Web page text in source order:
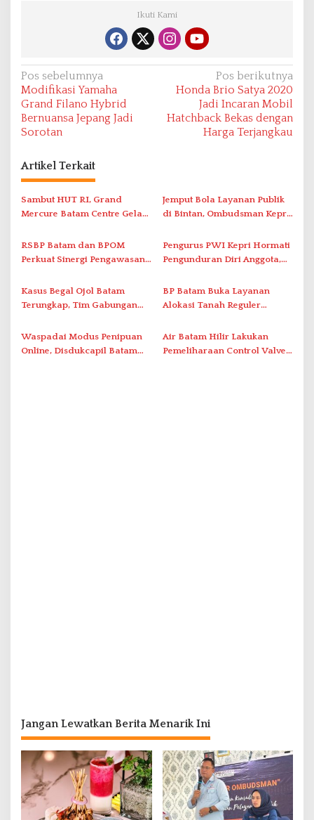
Ikuti Kami
N
a
v
i
g
a
s
i
o
Pos sebelumnya
Modifikasi Yamaha
Grand Filano Hybrid
Bernuansa Jepang Jadi
Sorotan
Pos berikutnya
Honda Brio Satya 2020
Jadi Incaran Mobil
Hatchback Bekas dengan
Harga Terjangkau
Artikel Terkait
Sambut HUT RI, Grand
Mercure Batam Centre Gelar
Nusantara’
Jemput Bola Layanan Publik
di Bintan, Ombudsman Kepri
Solar Nelayan
RSBP Batam dan BPOM
Perkuat Sinergi Pengawasan
Pelayanan Kefarmasian
Pengurus PWI Kepri Hormati
Pengunduran Diri Anggota,
Administrasi ke Pusat
Kasus Begal Ojol Batam
Terungkap, Tim Gabungan
Simpang Dam
BP Batam Buka Layanan
Alokasi Tanah Reguler
Waspadai Modus Penipuan
Online, Disdukcapil Batam
Air Batam Hilir Lakukan
Pemeliharaan Control Valve,
Jangan Lewatkan Berita Menarik Ini